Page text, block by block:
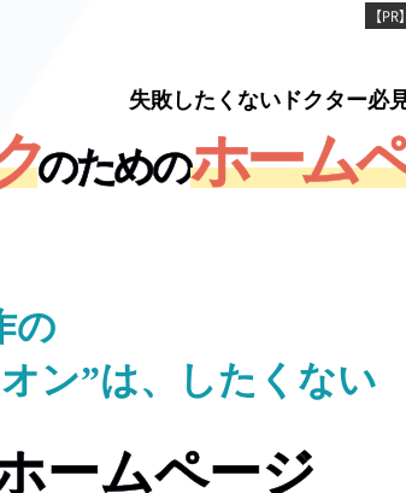
【PR】
失敗したくないドクター必
のためのホーム
の
ン”は、したくない
ームページ